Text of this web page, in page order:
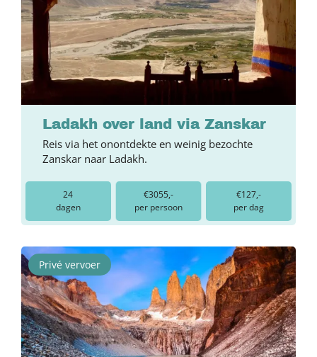
Ladakh over land via Zanskar
Reis via het onontdekte en weinig bezochte
Zanskar naar Ladakh.
24
dagen
€3055,-
per persoon
€127,-
per dag
Privé vervoer